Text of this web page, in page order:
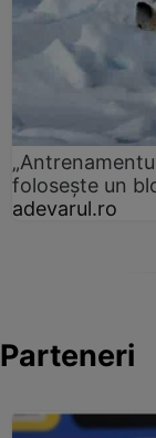
folosește un
adevarul.ro
Parteneri